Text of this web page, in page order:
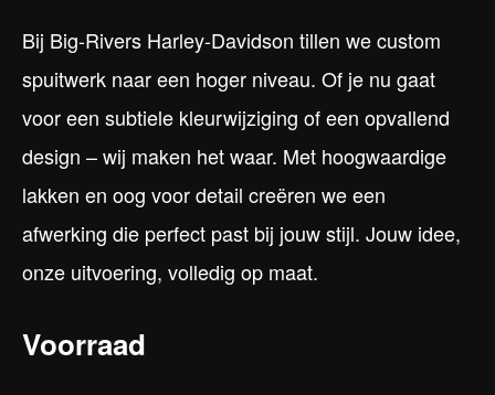
Bij Big-Rivers Harley-Davidson tillen we custom
spuitwerk naar een hoger niveau. Of je nu gaat
voor een subtiele kleurwijziging of een opvallend
design – wij maken het waar. Met hoogwaardige
lakken en oog voor detail creëren we een
afwerking die perfect past bij jouw stijl. Jouw idee,
onze uitvoering, volledig op maat.
Voorraad